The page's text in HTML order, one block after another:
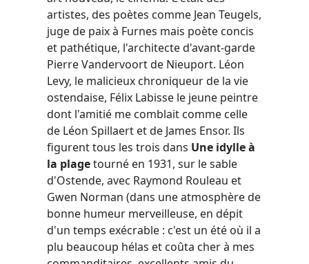
artistes, des poètes comme Jean Teugels,
juge de paix à Furnes mais poète concis
et pathétique, l'architecte d'avant-garde
Pierre Vandervoort de Nieuport. Léon
Levy, le malicieux chroniqueur de la vie
ostendaise, Félix Labisse le jeune peintre
dont l'amitié me comblait comme celle
de Léon Spillaert et de James Ensor. Ils
figurent tous les trois dans Une idylle à
la plagetourné en 1931, sur le sable
d'Ostende, avec Raymond Rouleau et
Gwen Norman (dans une atmosphère de
bonne humeur merveilleuse, en dépit
d'un temps exécrable : c'est un été où il a
plu beaucoup hélas et coûta cher à mes